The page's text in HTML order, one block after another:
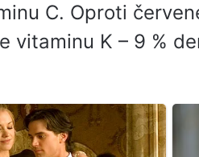
C. Oproti
vitaminu K – 9 %